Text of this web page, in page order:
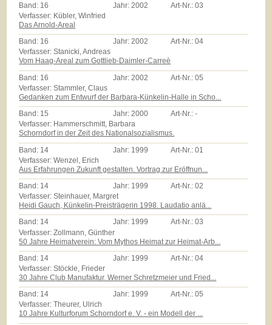
Band: 16 Jahr: 2002 Art-Nr.:03
Verfasser: Kübler, Winfried
Das Arnold-Areal
Band: 16 Jahr:2002 Art-Nr.:04
Verfasser: Stanicki, Andreas
Vom Haag-Areal zum Gottlieb-Daimler-Carreè
Band: 16 Jahr: 2002 Art-Nr.:05
Verfasser: Stammler, Claus
Gedanken zum Entwurf der Barbara-Künkelin-Halle in Scho...
Band: 15 Jahr:2000 Art-Nr.:-
Verfasser: Hammerschmitt, Barbara
Schorndorf in der Zeit des Nationalsozialismus.
Band: 14 Jahr: 1999 Art-Nr.:01
Verfasser: Wenzel, Erich
Aus Erfahrungen Zukunft gestalten. Vortrag zur Eröffnun...
Band: 14 Jahr: 1999 Art-Nr.:02
Verfasser: Steinhauer, Margret
Heidi Gauch, Künkelin-Preisträgerin 1998. Laudatio anlä...
Band: 14 Jahr: 1999 Art-Nr.:03
Verfasser: Zollmann, Günther
50 Jahre Heimatverein: Vom Mythos Heimat zur Heimat-Arb...
Band: 14 Jahr: 1999 Art-Nr.:04
Verfasser: Stöckle, Frieder
30 Jahre Club Manufaktur. Werner Schretzmeier und Fried...
Band: 14 Jahr: 1999 Art-Nr.:05
Verfasser: Theurer, Ulrich
10 Jahre Kulturforum Schorndorf e. V. - ein Modell der ...